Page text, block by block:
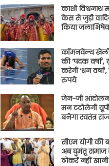
काशी विश्वनाथ
केस से जुड़ी
किया
कॉमनवेल्थ
की ‘पदक
करेगी ‘धन
रुपये
जेन-जी
मन टटोलेगी
बनेगा स्वतंत्र
सीएम योगी की
अब घुमंतू समाज
ठोकरें नहीं